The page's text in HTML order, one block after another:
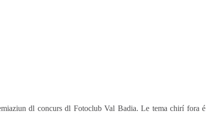
dl concurs dl Fotoclub Val Badia. Le tema chirí fora é